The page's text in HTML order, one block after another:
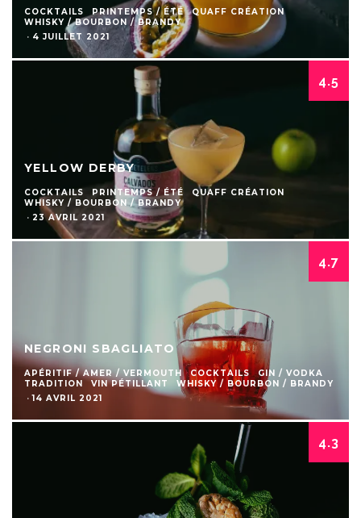
COCKTAILS PRINTEMPS / ÉTÉ
QUAFF CRÉATION
WHISKY / BOURBON / BRANDY
· 4 JUILLET 2021
4.5
YELLOW DERBY
COCKTAILS PRINTEMPS / ÉTÉ
QUAFF CRÉATION
WHISKY / BOURBON / BRANDY
· 23 AVRIL 2021
4.7
NEGRONI SBAGLIATO
APÉRITIF / AMER / VERMOUTH COCKTAILS
GIN / VODKA
TRADITION
VIN PÉTILLANT
WHISKY / BOURBON / BRANDY
· 14 AVRIL 2021
4.3